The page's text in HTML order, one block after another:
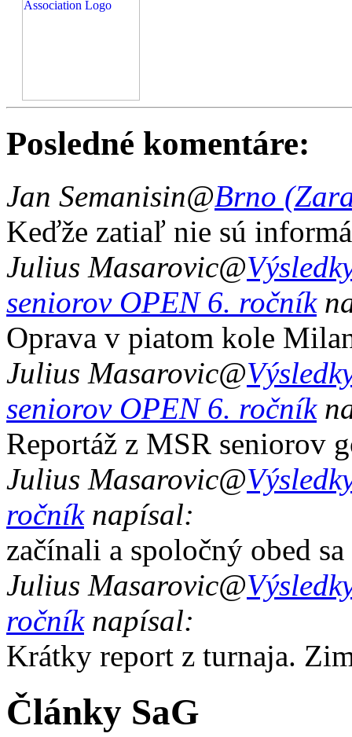
Posledné komentáre:
Jan Semanisin@Brno
Keďže zatiaľ nie sú
Julius Masarovic@
seniorov OPEN 6. ročník
Oprava v piatom kole
Julius Masarovic@
seniorov OPEN 6. ročník
Reportáž z MSR seniorov
Julius Masarovic@
ročníknapísal:
začínali a spoločný obed
Julius Masarovic@
ročníknapísal:
Krátky report z turnaja.
Články SaG